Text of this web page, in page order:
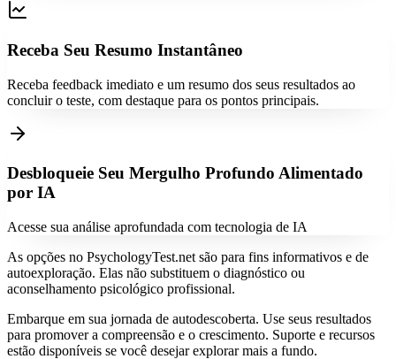
Receba Seu Resumo Instantâneo
Receba feedback imediato e um resumo dos seus resultados ao
concluir o teste, com destaque para os pontos principais.
Desbloqueie Seu Mergulho Profundo Alimentado
por IA
Acesse sua análise aprofundada com tecnologia de IA
As opções no PsychologyTest.net são para fins informativos e de
autoexploração. Elas não substituem o diagnóstico ou
aconselhamento psicológico profissional.
Embarque em sua jornada de autodescoberta. Use seus resultados
para promover a compreensão e o crescimento. Suporte e recursos
estão disponíveis se você desejar explorar mais a fundo.